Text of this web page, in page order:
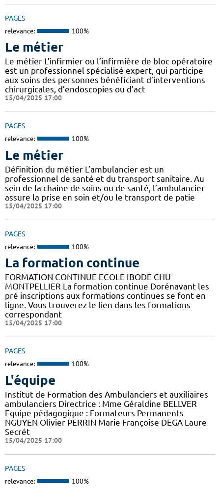
PAGES
relevance: 100%
Le métier
Le métier L’infirmier ou l’infirmière de bloc opératoire
est un professionnel spécialisé expert, qui participe
aux soins des personnes bénéficiant d’interventions
chirurgicales, d’endoscopies ou d’act
15/04/2025 17:00
PAGES
relevance: 100%
Le métier
Définition du métier L’ambulancier est un
professionnel de santé et du transport sanitaire. Au
sein de la chaine de soins ou de santé, l’ambulancier
assure la prise en soin et/ou le transport de patie
15/04/2025 17:00
PAGES
relevance: 100%
La formation continue
FORMATION CONTINUE ECOLE IBODE CHU
MONTPELLIER La formation continue Dorénavant les
pré inscriptions aux formations continues se font en
ligne. Vous trouverez le lien dans les formations
correspondant
15/04/2025 17:00
PAGES
relevance: 100%
L'équipe
Institut de Formation des Ambulanciers et auxiliaires
ambulanciers Directrice : Mme Géraldine BELLVER
Equipe pédagogique : Formateurs Permanents
NGUYEN Olivier PERRIN Marie Françoise DEGA Laure
Secrét
15/04/2025 17:00
PAGES
relevance: 100%